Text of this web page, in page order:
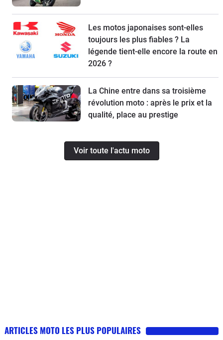
Les motos japonaises sont-elles
toujours les plus fiables ? La
légende tient-elle encore la route en
2026 ?
La Chine entre dans sa troisième
révolution moto : après le prix et la
qualité, place au prestige
Voir toute l'actu moto
ARTICLES MOTO LES PLUS POPULAIRES